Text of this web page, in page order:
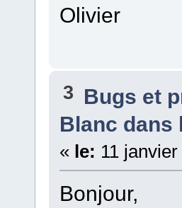
Olivier
3 Bugs et
Blanc dans
« le: 11
Bonjour,